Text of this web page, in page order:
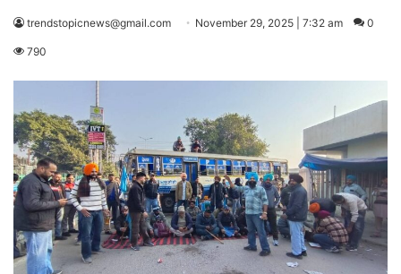
trendstopicnews@gmail.com November 29, 2025 | 7:32 am 0
790